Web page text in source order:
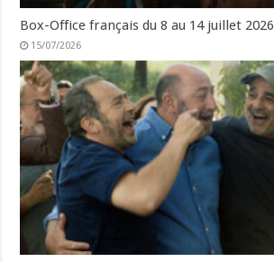
Box-Office français du 8 au 14 juillet 2026
15/07/2026